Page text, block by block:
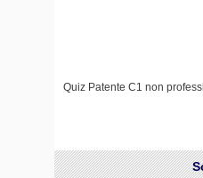
Quiz Patente C1 non